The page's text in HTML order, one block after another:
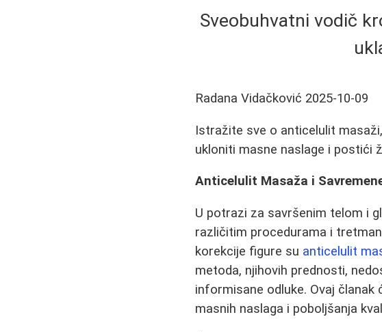
Sveobuhvatni vodič
Radana Vidačković 2025-10-09
Istražite sve o anticelulit
ukloniti masne naslage i postići
Anticelulit Masaža i
U potrazi za savršenim telom i
različitim procedurama i
korekcije figure su anticelulit
metoda, njihovih prednosti,
informisane odluke. Ovaj
masnih naslaga i poboljšanja